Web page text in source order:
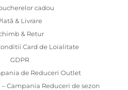
cadou
& Livrare
& Retur
Card de Loialitate
GDPR
de Reduceri Outlet
Campania Reduceri de sezon